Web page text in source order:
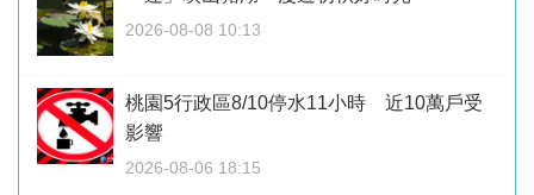
2026-08-08 10:13
桃園5行政區8/10停水11小時 近10萬戶受
影響
2026-08-06 18:15